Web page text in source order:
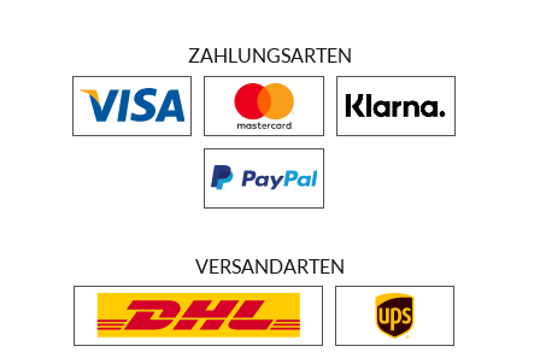
ZAHLUNGSARTEN
VERSANDARTEN